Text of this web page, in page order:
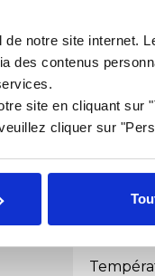
notre site internet.
des contenus
site en cliquant sur
cliquer sur
Largeur
Poids